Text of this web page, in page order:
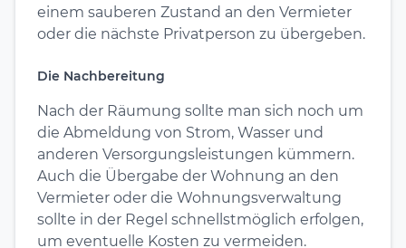
einem sauberen Zustand an den Vermieter
oder die nächste Privatperson zu übergeben.
Die Nachbereitung
Nach der Räumung sollte man sich noch um
die Abmeldung von Strom, Wasser und
anderen Versorgungsleistungen kümmern.
Auch die Übergabe der Wohnung an den
Vermieter oder die Wohnungsverwaltung
sollte in der Regel schnellstmöglich erfolgen,
um eventuelle Kosten zu vermeiden.